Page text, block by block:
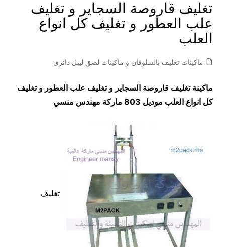
تغليف قاروصة السجاير و تغليف
علب العطور و تغليف كل انواع
العلب
ماكينات تغليف بالسلوفان و ماكينات لصق ليبل دائرى
ماكينة تغليف قاروصة السجاير و تغليف علب العطور و تغليف
كل انواع العلب موديل 803 ماركة مهندس منسي
تغليف